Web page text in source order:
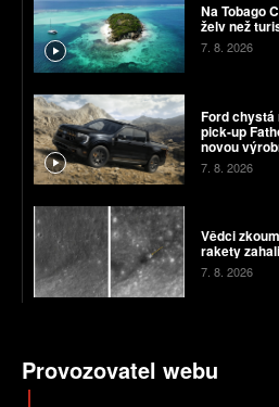
Na Tobago
želv než
7. 8. 2026
Ford
pick-up
novou
7. 8. 2026
Vědci
rakety
7. 8. 2026
Provozovatel webu